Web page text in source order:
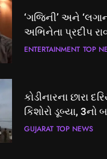
કોડીનારના છારા
કિશોરો ડૂબ્યા, 3નો
લાપતા
GUJARAT TOP NEWS
પાસપોર્ટ
પોલીસ સ્ટેશનના
મુક્તિ,ગુજરાતમાં
GUJARAT TOP NEWS
કોડીનારના છારા
લાપતા